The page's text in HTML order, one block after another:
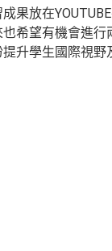
果放在
也希望有機會進行
提升學生國際視野